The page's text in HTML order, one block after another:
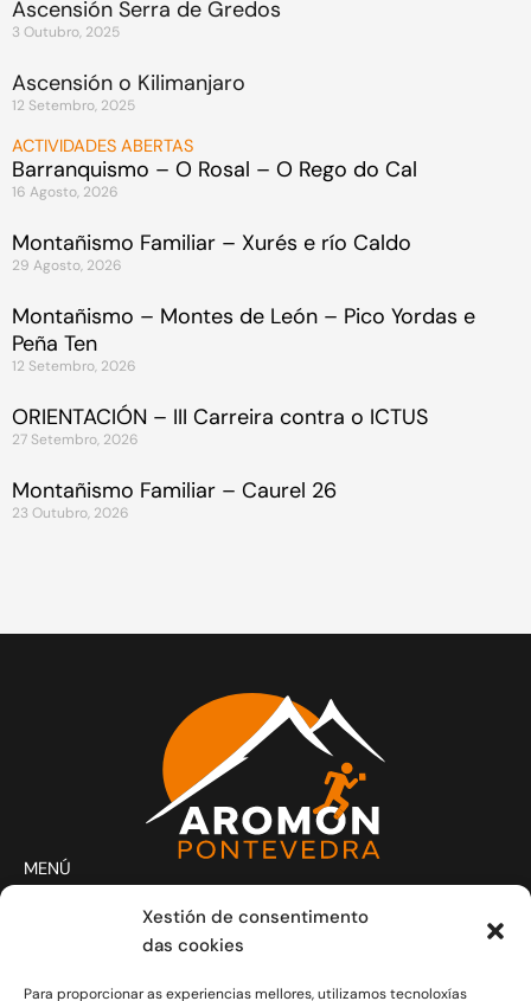
Xestión de consentimento
das cookies
Para proporcionar as experiencias mellores, utilizamos tecnoloxías
Ascensión Serra de Gredos
3 Outubro, 2025
Ascensión o Kilimanjaro
12 Setembro, 2025
ACTIVIDADES ABERTAS
Barranquismo – O Rosal – O Rego do Cal
16 Agosto, 2026
Montañismo Familiar – Xurés e río Caldo
29 Agosto, 2026
Montañismo – Montes de León – Pico Yordas e
Peña Ten
12 Setembro, 2026
ORIENTACIÓN – III Carreira contra o ICTUS
27 Setembro, 2026
Montañismo Familiar – Caurel 26
23 Outubro, 2026
MENÚ
Actividades